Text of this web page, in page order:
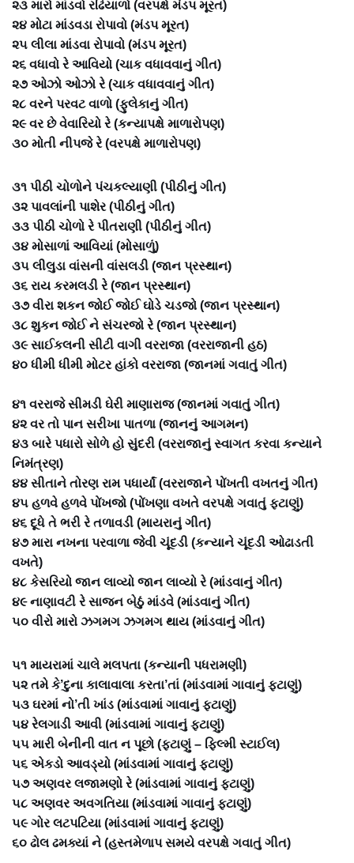
૨૩ મારો માંડવો રઢિયાળો (વરપક્ષે મંડપ મૂરત)
૨૪ મોટા માંડવડા રોપાવો (મંડપ મૂરત)
૨૫ લીલા માંડવા રોપાવો (મંડપ મૂરત)
૨૬ વધાવો રે આવિયો (ચાક વધાવવાનું ગીત)
૨૭ ઓઝો ઓઝો રે (ચાક વધાવવાનું ગીત)
૨૮ વરને પરવટ વાળો (ફુલેકાનું ગીત)
૨૯ વર છે વેવારિયો રે (કન્યાપક્ષે માળારોપણ)
૩૦ મોતી નીપજે રે (વરપક્ષે માળારોપણ)
૩૧ પીઠી ચોળોને પંચકલ્યાણી (પીઠીનું ગીત)
૩૨ પાવલાંની પાશેર (પીઠીનું ગીત)
૩૩ પીઠી ચોળો રે પીતરાણી (પીઠીનું ગીત)
૩૪ મોસાળાં આવિયાં (મોસાળું)
૩૫ લીલુડા વાંસની વાંસલડી (જાન પ્રસ્થાન)
૩૬ રાય કરમલડી રે (જાન પ્રસ્થાન)
૩૭ વીરા શકન જોઈ જોઈ ઘોડે ચડજો (જાન પ્રસ્થાન)
૩૮ શુકન જોઈ ને સંચરજો રે (જાન પ્રસ્થાન)
૩૯ સાઈકલની સીટી વાગી વરરાજા (વરરાજાની હઠ)
૪૦ ધીમી ધીમી મોટર હાંકો વરરાજા (જાનમાં ગવાતું ગીત)
૪૧ વરરાજે સીમડી ઘેરી માણારાજ (જાનમાં ગવાતું ગીત)
૪૨ વર તો પાન સરીખા પાતળા (જાનનું આગમન)
૪૩ બારે પધારો સોળે હો સુંદરી (વરરાજાનું સ્વાગત કરવા કન્યાને
નિમંત્રણ)
૪૪ સીતાને તોરણ રામ પધાર્યાં (વરરાજાને પોંખતી વખતનું ગીત)
૪૫ હળવે હળવે પોંખજો (પોંખણા વખતે વરપક્ષે ગવાતું ફટાણું)
૪૬ દૂધે તે ભરી રે તળાવડી (માયરાનું ગીત)
૪૭ મારા નખના પરવાળા જેવી ચૂંદડી (કન્યાને ચૂંદડી ઓઢાડતી
વખતે)
૪૮ કેસરિયો જાન લાવ્યો જાન લાવ્યો રે (માંડવાનું ગીત)
૪૯ નાણાવટી રે સાજન બેઠું માંડવે (માંડવાનું ગીત)
૫૦ વીરો મારો ઝગમગ ઝગમગ થાય (માંડવાનું ગીત)
૫૧ માયરામાં ચાલે મલપતા (કન્યાની પધરામણી)
૫૨ તમે કે’દુના કાલાવાલા કરતા’તાં (માંડવામાં ગાવાનું ફટાણું)
૫૩ ઘરમાં નો’તી ખાંડ (માંડવામાં ગાવાનું ફટાણું)
૫૪ રેલગાડી આવી (માંડવામાં ગાવાનું ફટાણું)
૫૫ મારી બેનીની વાત ન પૂછો (ફટાણું – ફિલ્મી સ્ટાઈલ)
૫૬ એકડો આવડ્યો (માંડવામાં ગાવાનું ફટાણું)
૫૭ અણવર લજામણો રે (માંડવામાં ગાવાનું ફટાણું)
૫૮ અણવર અવગતિયા (માંડવામાં ગાવાનું ફટાણું)
૫૯ ગોર લટપટિયા (માંડવામાં ગાવાનું ફટાણું)
૬૦ ઢોલ ઢમક્યાં ને (હસ્તમેળાપ સમયે વરપક્ષે ગવાતું ગીત)